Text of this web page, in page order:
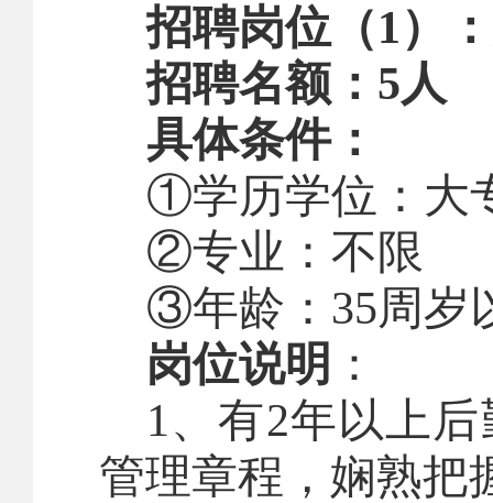
招聘岗位（1）
招聘名额： 5人
具体条件：
①学历学位：大
②专业：不限
③年龄： 35周岁
岗位说明 ：
1、有2年以上
管理章程 ， 娴熟把